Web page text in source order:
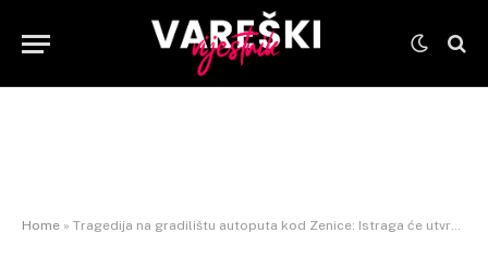
Home » Tragedija na gradilištu autoputa kod Zenice: Istraga će utvrditi da li su poštovane sigurnosne procedure